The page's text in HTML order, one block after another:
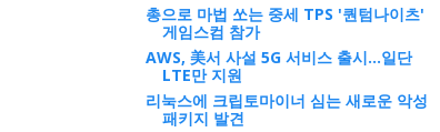
총으로 마법 쏘는 중세 TPS '퀀텀나이츠'
게임스컴 참가
AWS, 美서 사설 5G 서비스 출시…일단
LTE만 지원
리눅스에 크립토마이너 심는 새로운 악성
패키지 발견